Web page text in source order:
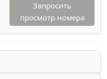
Запросить
просмотр номера